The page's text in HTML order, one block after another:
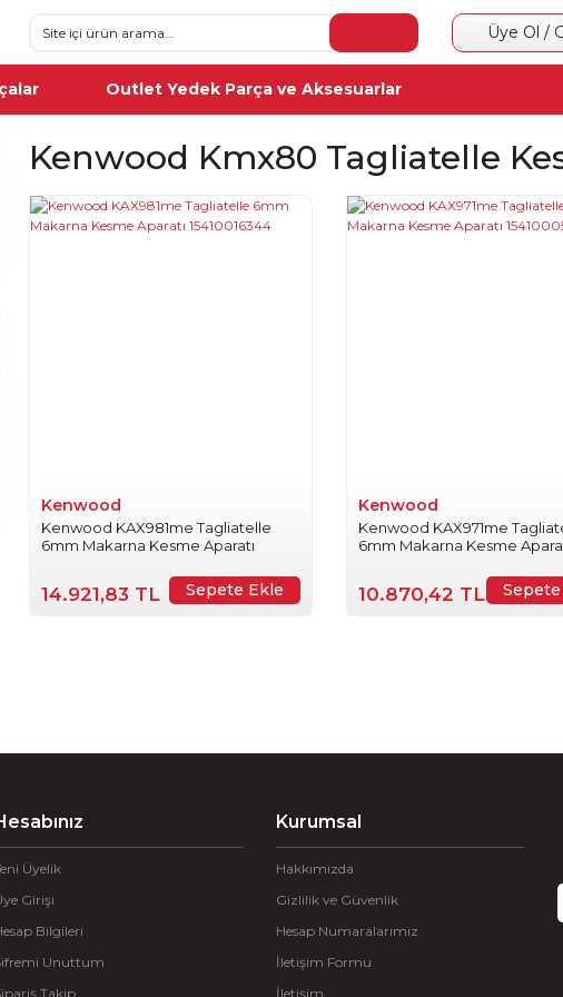
Üye Ol /
Outlet Yedek Parça ve Aksesuarlar
Kenwood Kmx80 Tagliatelle
Kenwood
Kenwood KAX981me Tagliatelle
6mm Makarna Kesme Aparatı
14.921,83 TL Sepete Ekle
Kenwood
Kenwood KAX971me
6mm Makarna Kesme
10.870,42 TL
Üyelik
Girişi
Bilgileri
Unuttum
Takip
Kurumsal
Hakkımızda
Gizlilik ve Güvenlik
Hesap Numaralarımız
İletişim Formu
İletişim